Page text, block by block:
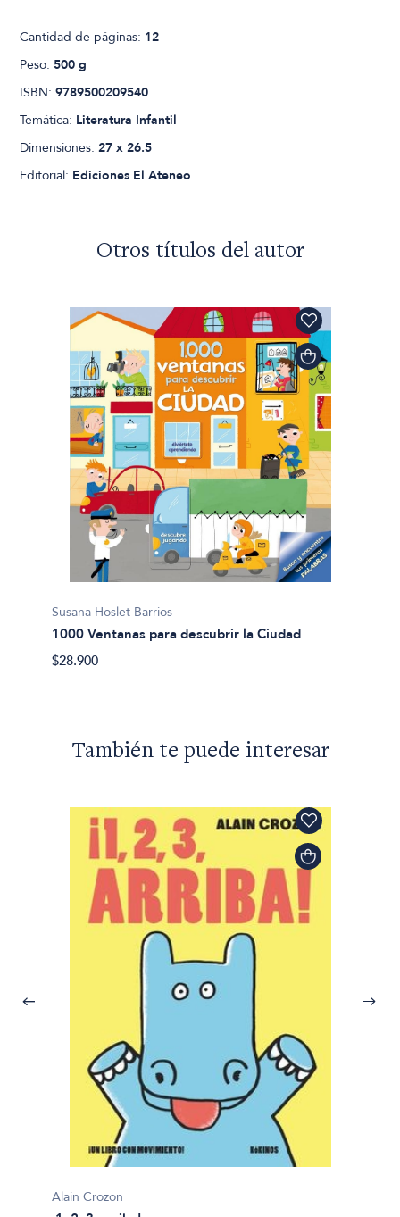
Cantidad de páginas: 12
Peso:500 g
ISBN:9789500209540
Temática: Literatura Infantil
Dimensiones:27 x 26.5
Editorial: Ediciones El Ateneo
Otros títulos del autor
Susana Hoslet Barrios
1000 Ventanas para descubrir la Ciudad
$28.900
También te puede interesar
Alain Crozon